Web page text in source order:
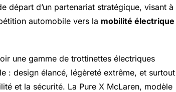
départ d’un partenariat stratégique, visant à
automobile vers la mobilité électrique
une gamme de trottinettes électriques
: design élancé, légèreté extrême, et surtout
et la sécurité. La Pure X McLaren, modèle